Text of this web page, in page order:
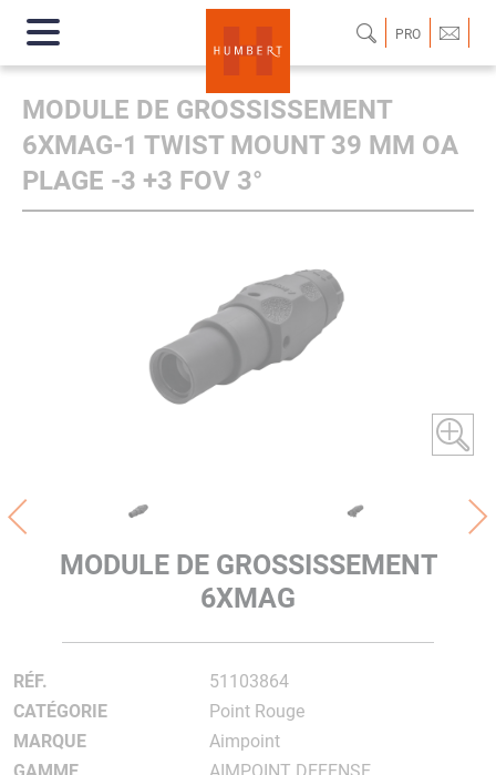
PRO
MODULE DE GROSSISSEMENT
6XMAG-1 TWIST MOUNT 39 MM OA
PLAGE -3 +3 FOV 3°
MODULE DE GROSSISSEMENT
6XMAG
RÉF.
51103864
CATÉGORIE
Point Rouge
MARQUE
Aimpoint